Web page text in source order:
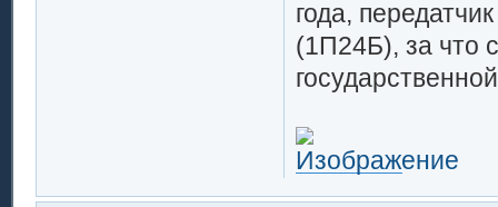
года,
(1П24Б), за что